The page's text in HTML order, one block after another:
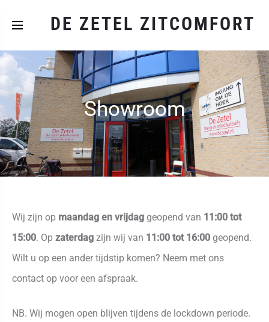
DE ZETEL ZITCOMFORT
Showroom
Wij zijn op maandag en vrijdag geopend van 11:00 tot
15:00. Op zaterdag zijn wij van 11:00 tot 16:00 geopend.
Wilt u op een ander tijdstip komen? Neem met ons
contact op voor een afspraak.
NB. Wij mogen open blijven tijdens de lockdown periode.